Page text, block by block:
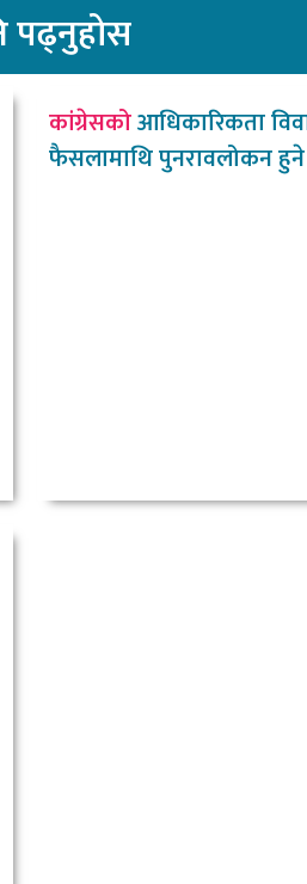
पढ्नुहोस
कांग्रेसकोआधिकारिकता
फैसलामाथि पुनरावलोकन हुने